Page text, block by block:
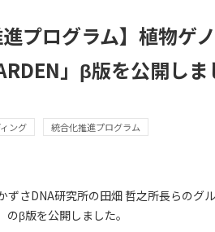
進プログラム】植物ゲ
」β版を公開しま
ング 統合化推進プログラム
ずさDNA研究所の田畑 哲之所長らのグ
のβ版を公開しました。